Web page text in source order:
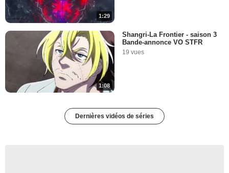
1:29
1:08
Shangri-La Frontier - saison 3
Bande-annonce VO STFR
19 vues
Dernières vidéos de séries